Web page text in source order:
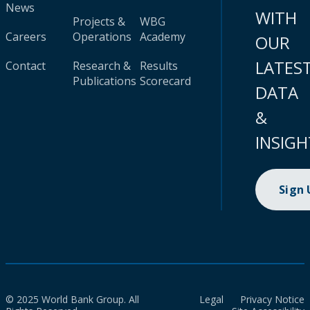
News
Careers
Contact
Projects &
Operations
Research &
Publications
WBG
Academy
Results
Scorecard
WITH
OUR
DATA
&
Sign
© 2025 World Bank Group. All
Legal
Privacy Notice